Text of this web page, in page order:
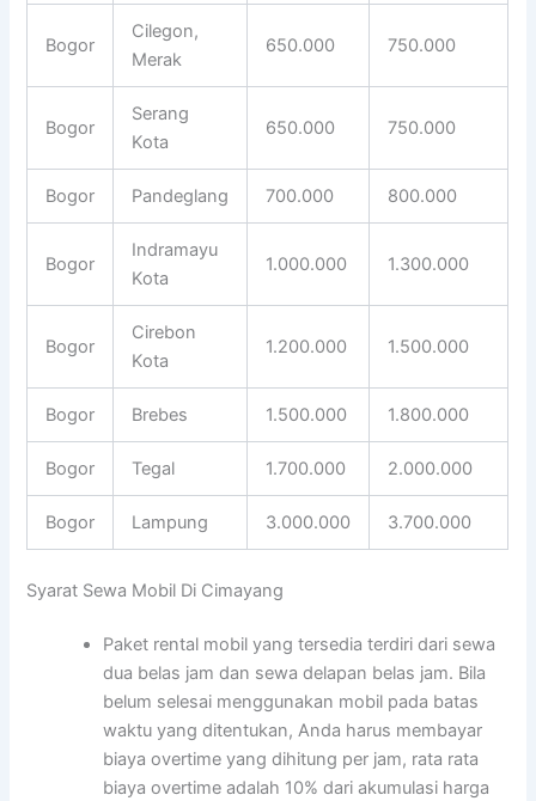
Bogor
Cilegon,
Merak
650.000 750.000
Bogor
Serang
Kota
650.000 750.000
Bogor Pandeglang 700.000 800.000
Bogor
Indramayu
Kota
1.000.000 1.300.000
Bogor
Cirebon
Kota
1.200.000 1.500.000
Bogor Brebes 1.500.000 1.800.000
Bogor Tegal 1.700.000 2.000.000
Bogor Lampung 3.000.000 3.700.000
Syarat Sewa Mobil Di Cimayang
Paket rental mobil yang tersedia terdiri dari sewa
dua belas jam dan sewa delapan belas jam. Bila
belum selesai menggunakan mobil pada batas
waktu yang ditentukan, Anda harus membayar
biaya overtime yang dihitung per jam, rata rata
biaya overtime adalah 10% dari akumulasi harga